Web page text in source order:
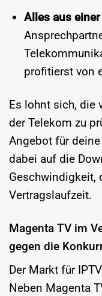
Alles aus
profitierst von
Es lohnt sich, die
der Telekom zu
Angebot für
dabei auf die
Geschwindigkeit,
Vertragslaufzeit.
Magenta TV im
gegen die
Der Markt für
Neben Magenta